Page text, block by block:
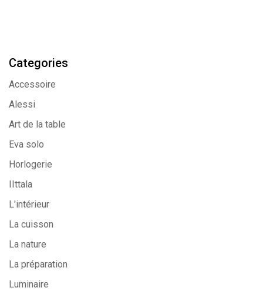
Categories
Accessoire
Alessi
Art de la table
Eva solo
Horlogerie
IIttala
L'intérieur
La cuisson
La nature
La préparation
Luminaire